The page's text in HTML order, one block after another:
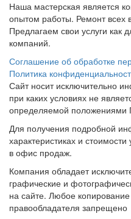
Наша мастерская является
опытом работы. Ремонт
Предлагаем свои услуги как
компаний.
Соглашение об обработке
Политика
Сайт носит исключительно
при каких условиях не
определяемой положениями
Для получения подробной
характеристиках и
в офис продаж.
Компания обладает
графические и
на сайте. Любое
правообладателя запрещено